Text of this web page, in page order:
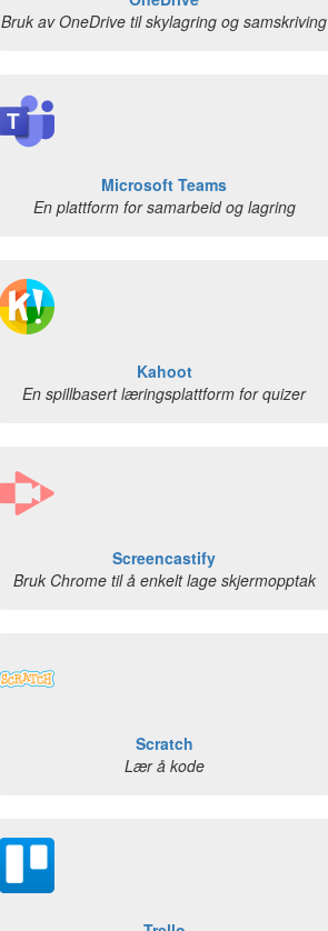
Bruk av OneDrive til skylagring og samskriving
Microsoft Teams
En plattform for samarbeid og lagring
Kahoot
En spillbasert læringsplattform for quizer
Screencastify
Bruk Chrome til å enkelt lage skjermopptak
Scratch
Lær å kode